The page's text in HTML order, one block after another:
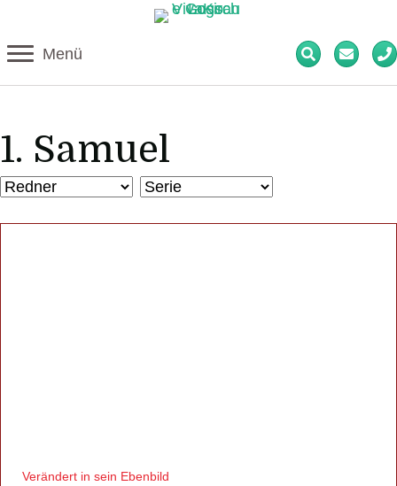
Menü
1. Samuel
Verändert in sein Ebenbild